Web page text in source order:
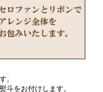
。
斗をお付けします。